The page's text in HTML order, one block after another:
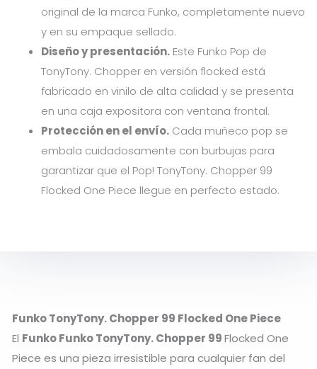
original de la marca Funko, completamente nuevo
y en su empaque sellado.
Diseño y presentación. Este Funko Pop de
TonyTony. Chopper en versión flocked está
fabricado en vinilo de alta calidad y se presenta
en una caja expositora con ventana frontal.
Protección en el envío. Cada muñeco pop se
embala cuidadosamente con burbujas para
garantizar que el Pop! TonyTony. Chopper 99
Flocked One Piece llegue en perfecto estado.
Funko TonyTony. Chopper 99 Flocked One Piece
El Funko Funko TonyTony. Chopper 99Flocked One
Piece es una pieza irresistible para cualquier fan del